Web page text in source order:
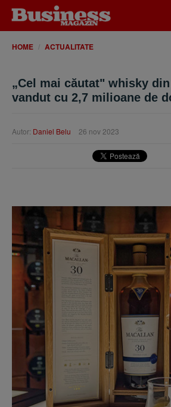
HOME ACTUALITATE
„Cel mai căutat" whisky
vandut cu 2,7 milioane de
Autor: Daniel Belu 26 nov 2023